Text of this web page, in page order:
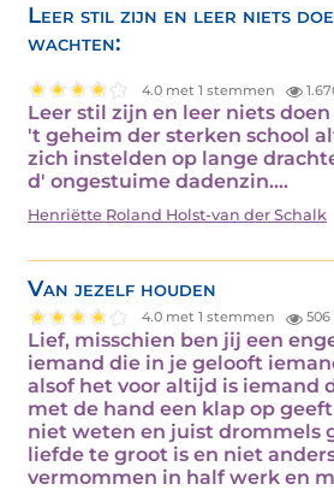
Leer stil zijn en leer niets
wachten:
4.0 met 1 stemmen
Leer stil zijn en leer niets
't geheim der sterken school
zich instelden op lange
d' ongestuime dadenzin.…
Henriëtte Roland Holst-van der Schalk
Van jezelf houden
4.0 met 1 stemmen 506
Lief, misschien ben jij een
iemand die in je gelooft
alsof het voor altijd is iemand
met de hand een klap op
niet weten en juist drommels
liefde te groot is en niet
vermommen in half werk en